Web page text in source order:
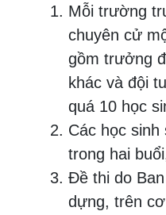
Mỗi trường
chuyên cử
gồm trưởng
khác và đội
quá 10 học
Các học sinh
trong hai
Đề thi do
dựng, trên